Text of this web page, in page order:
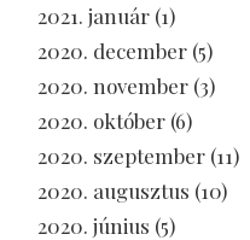
2021. január (1)
2020. december (5)
2020. november (3)
2020. október (6)
2020. szeptember (11)
2020. augusztus (10)
2020. június (5)